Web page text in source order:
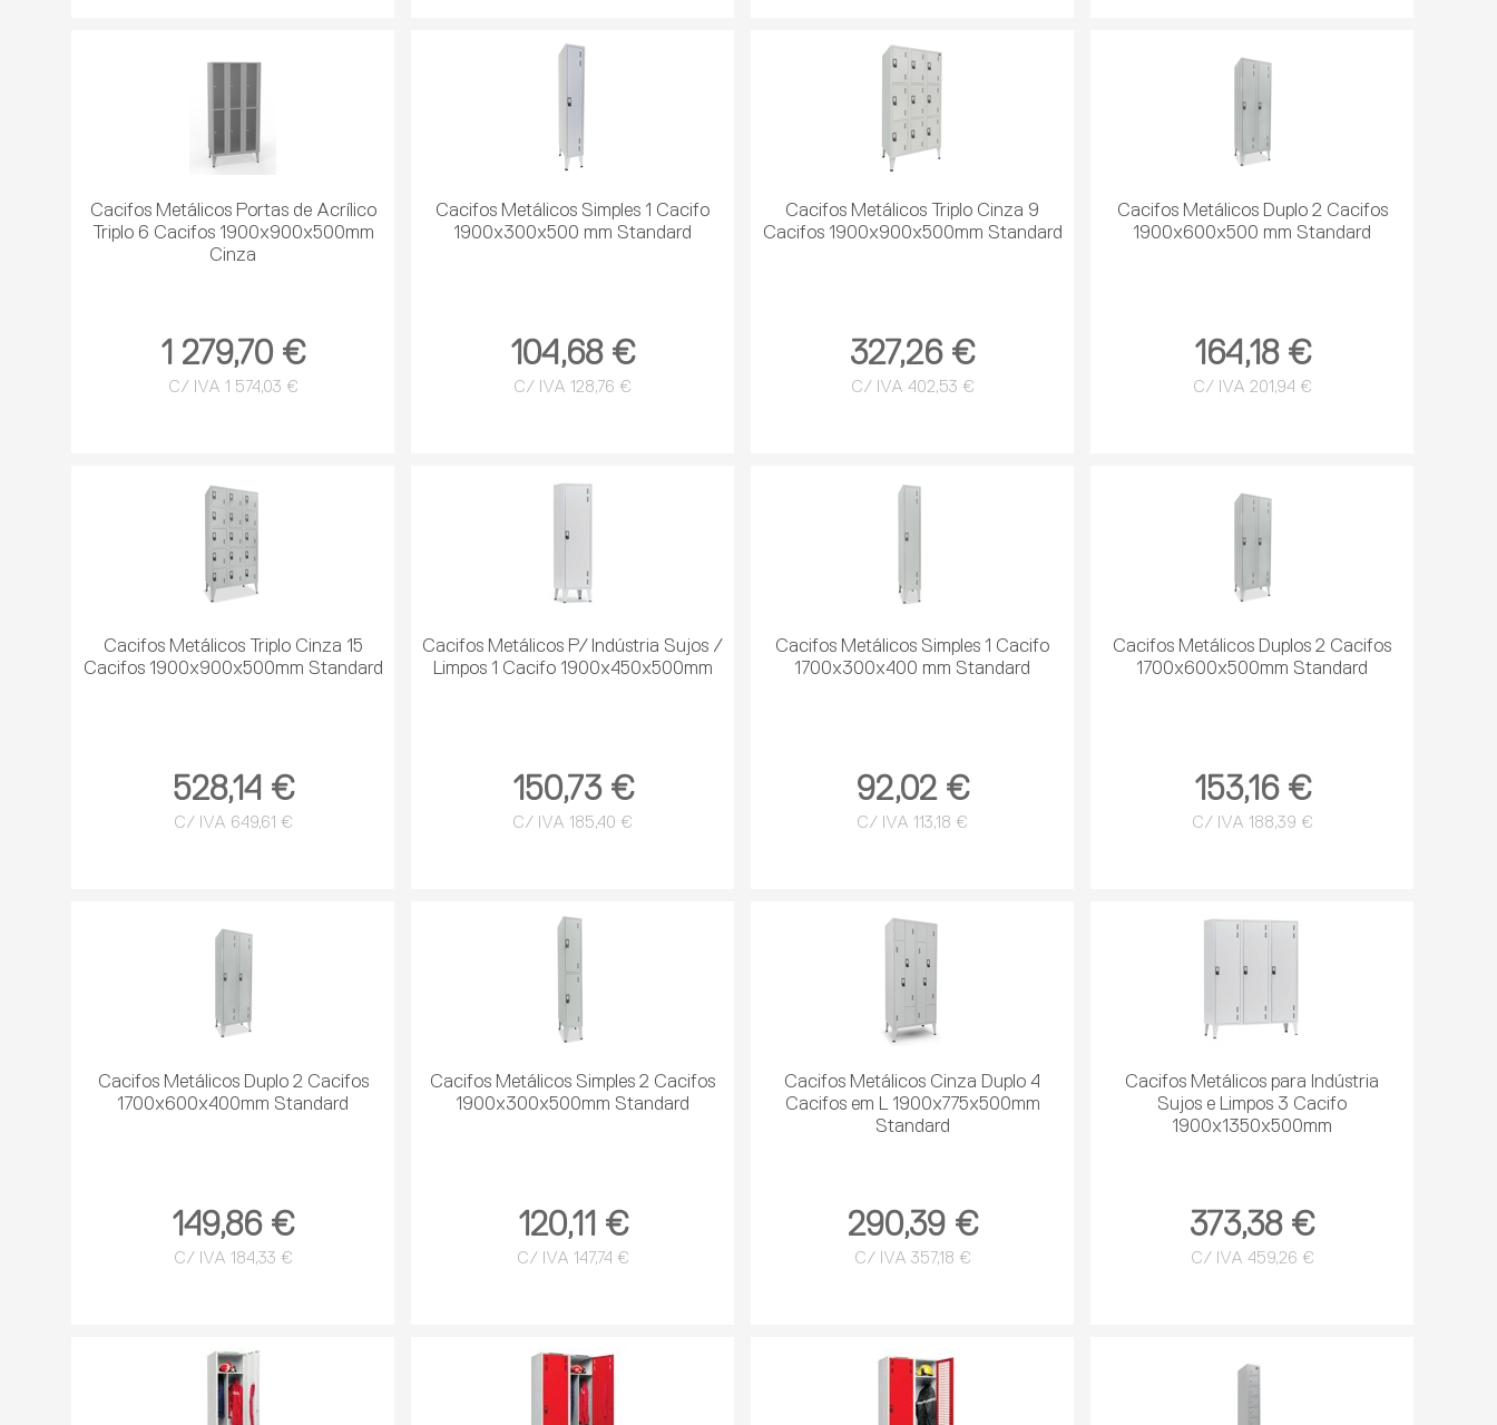
Cacifos Metálicos Portas de Acrílico
Triplo 6 Cacifos 1900x900x500mm
Cinza
1 279,70 €
C/ IVA 1 574,03 €
Cacifos Metálicos Simples 1 Cacifo
1900x300x500 mm Standard
104,68 €
C/ IVA 128,76 €
Cacifos Metálicos Triplo Cinza 9
Cacifos 1900x900x500mm Standard
327,26 €
C/ IVA 402,53 €
Cacifos Metálicos Duplo 2 Cacifos
1900x600x500 mm Standard
164,18 €
C/ IVA 201,94 €
Cacifos Metálicos Triplo Cinza 15
Cacifos 1900x900x500mm Standard
528,14 €
C/ IVA 649,61 €
Cacifos Metálicos P/ Indústria Sujos /
Limpos 1 Cacifo 1900x450x500mm
150,73 €
C/ IVA 185,40 €
Cacifos Metálicos Simples 1 Cacifo
1700x300x400 mm Standard
92,02 €
C/ IVA 113,18 €
Cacifos Metálicos Duplos 2 Cacifos
1700x600x500mm Standard
153,16 €
C/ IVA 188,39 €
Cacifos Metálicos Duplo 2 Cacifos
1700x600x400mm Standard
149,86 €
C/ IVA 184,33 €
Cacifos Metálicos Simples 2 Cacifos
1900x300x500mm Standard
120,11 €
C/ IVA 147,74 €
Cacifos Metálicos Cinza Duplo 4
Cacifos em L 1900x775x500mm
Standard
290,39 €
C/ IVA 357,18 €
Cacifos Metálicos para Indústria
Sujos e Limpos 3 Cacifo
1900x1350x500mm
373,38 €
C/ IVA 459,26 €